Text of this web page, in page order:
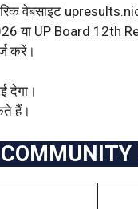
वेबसाइट
या UP Board 12th
करें।
देगा।
हैं।
COMMUNITY